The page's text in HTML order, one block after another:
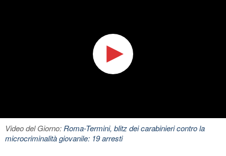
Video del Giorno:Roma-Termini, blitz dei carabinieri contro la
microcriminalità giovanile: 19 arresti